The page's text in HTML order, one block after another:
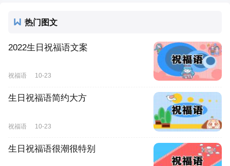
热门图文
2022生日祝福语文案
祝福语 10-23
生日祝福语简约大方
祝福语 10-23
生日祝福语很潮很特别